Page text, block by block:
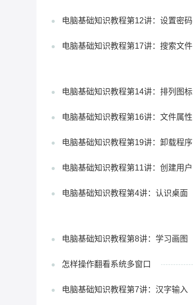
电脑基础知识教程第12讲：设置密码
电脑基础知识教程第17讲：搜索文件
电脑基础知识教程第14讲：排列图标
电脑基础知识教程第16讲：文件属性
电脑基础知识教程第19讲：卸载程序
电脑基础知识教程第11讲：创建用户
电脑基础知识教程第4讲：认识桌面
电脑基础知识教程第8讲：学习画图
怎样操作翻看系统多窗口
电脑基础知识教程第7讲：汉字输入